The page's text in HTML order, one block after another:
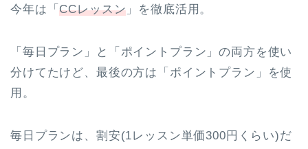
今年は「CCレッスン 」を徹底活用。
「毎日プラン」と「ポイントプラン」の両方を使い
分けてたけど、最後の方は「ポイントプラン」を使
用。
毎日プランは、割安(1レッスン単価300円くらい)だ